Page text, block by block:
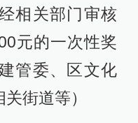
相关部门审核
元的一次性奖
管委、区文化
街道等）